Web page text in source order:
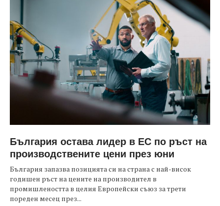
България остава лидер в ЕС по ръст на
производствените цени през юни
България запазва позицията си на страна с най-висок
годишен ръст на цените на производител в
промишлеността в целия Европейски съюз за трети
пореден месец през...